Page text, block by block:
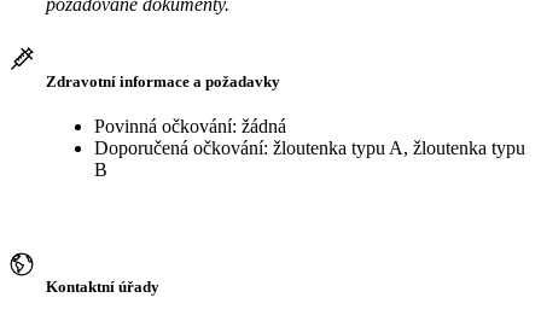
požadované dokumenty.
Zdravotní informace a požadavky
Povinná očkování: žádná
Doporučená očkování: žloutenka typu A, žloutenka typu
B
Kontaktní úřady